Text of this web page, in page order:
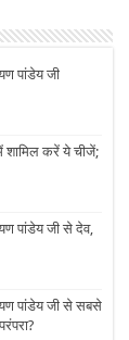
पांडेय जी
शामिल करें ये चीजें;
पांडेय जी से देव,
पांडेय जी से सबसे